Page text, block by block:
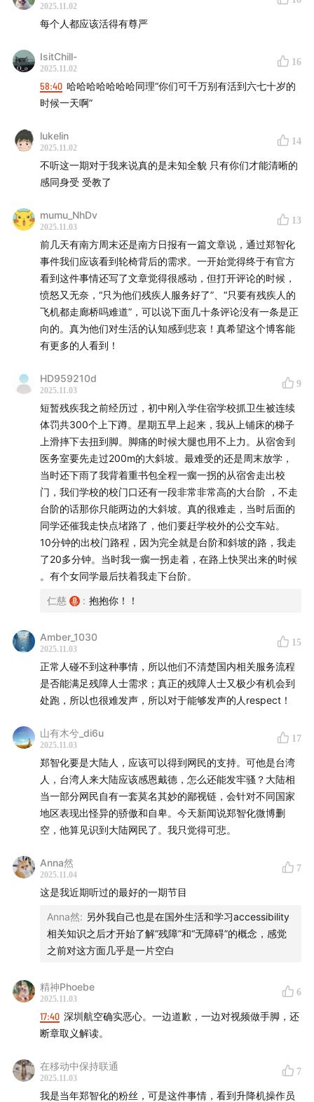
00:43:40
会变得不一样吗？
00:50:30 专注于措辞而不是无障碍设施是一场非残障者
对残障者的霸凌
00:55:10 看到网友对郑智化的霸凌，嘉宾们还会感到愤
怒吗？
问题
00:00:18– Zheng Zhihua criticizes poor disability
services at Shenzhen Airport—why are online
reactions so polarized?
00:03:20– Is it common for wheelchair users to be
unable to board planes at domestic airports? Yes!
00:09:00– Zheng Zhihua couldn’t board smoothly—
what was missing was just a simple metal ramp!
00:12:20– Blind people traveling alone by plane—
why are they forced to sit in a wheelchair?
00:17:25– Time-lapse airport footage hides the
truth of the incident
00:19:20– Disabled people aren’t refusing security
checks—they just want to be treated with dignity
00:32:40
actually the easiest part of boarding
00:41:10– Why is the phrase “crawling and rolling”
an accurate description?
00:43:40 – If Zheng Zhihua weren’t an elderly
Taiwanese singer, would this incident be treated
differently?
00:50:30– Focusing on wording instead of
accessibility is able-bodied bullying of disabled
people
00:55:10– Do the guests still feel angry seeing the
online bullying of Zheng Zhihua?
01:06:20 – Why does Da Chengzi insist on staying
on short video platforms to talk about disability
【我们是谁 Who We Are】
残言片语是一档用残障视角看主流问题的中文播客。残障
社会热点中搜寻被忽视的残障视角，期待和观众一起挑战
刻板印象，打击健全中心主义（Ableism），从而真诚地
2025.11.02
每个人都应该活得有尊严
IsitChill-
2025.11.02
16
58:40 哈哈哈哈哈哈哈同理“你们可千万别有活到六七十岁的
时候一天啊”
lukelin
2025.11.02
14
不听这一期对于我来说真的是未知全貌 只有你们才能清晰的
感同身受 受教了
mumu_NhDv
2025.11.03
13
前几天有南方周末还是南方日报有一篇文章说，通过郑智化
事件我们应该看到轮椅背后的需求。一开始觉得终于有官方
看到这件事情还写了文章觉得很感动，但打开评论的时候，
愤怒又无奈，“只为他们残疾人服务好了”、“只要有残疾人的
飞机都走廊桥吗难道”，可以说下面几十条评论没有一条是正
向的。真为他们对生活的认知感到悲哀！真希望这个博客能
有更多的人看到！
HD959210d
2025.11.03
9
短暂残疾我之前经历过，初中刚入学住宿学校抓卫生被连续
体罚共300个上下蹲。星期五早上起来，我从上铺床的梯子
上滑摔下去扭到脚。脚痛的时候大腿也用不上力。从宿舍到
医务室要先走过200m的大斜坡。最难受的还是周末放学，
当时还下雨了我背着重书包全程一瘸一拐的从宿舍走出校
门，我们学校的校门口还有一段非常非常高的大台阶 ，不走
台阶的话那你只能两边的大斜坡。真的很难走，当时后面的
同学还催我走快点堵路了，他们要赶学校外的公交车站。
10分钟的出校门路程，因为完全就是台阶和斜坡的路，我走
了20多分钟。当时我一瘸一拐走着，在路上快哭出来的时候
。有个女同学最后扶着我走下台阶。
仁慈 : 抱抱你！！
Amber_1030
2025.11.03
15
正常人碰不到这种事情，所以他们不清楚国内相关服务流程
是否能满足残障人士需求；真正的残障人士又极少有机会到
处跑，所以也很难发声，所以对于能够发声的人respect！
山有木兮_di6u
2025.11.03
17
郑智化要是大陆人，应该可以得到网民的支持。可他是台湾
人，台湾人来大陆应该感恩戴德，怎么还能发牢骚？大陆相
当一部分网民自有一套莫名其妙的鄙视链，会针对不同国家
地区表现出怪异的骄傲和自卑。今天新闻说郑智化微博删
空，他算见识到大陆网民了。我只觉得可悲。
Anna然
2025.11.04
7
这是我近期听过的最好的一期节目
Anna然: 另外我自己也是在国外生活和学习accessibility
相关知识之后才开始了解“残障”和“无障碍”的概念，感觉
之前对这方面几乎是一片空白
精神Phoebe
2025.11.03
6
17:40 深圳航空确实恶心。一边道歉，一边对视频做手脚，还
断章取义解读。
在移动中保持联通
2025.11.03
7
我是当年郑智化的粉丝，可是这件事情，看到升降机操作员